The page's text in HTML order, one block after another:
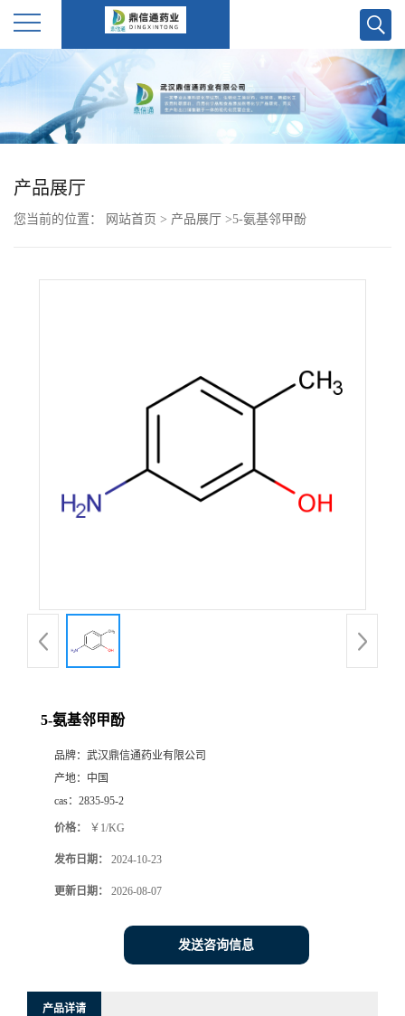
公
产
产品展厅
您当前的位置： 网站首页 > 产品展厅 >5-氨基邻甲酚
5-氨基邻甲酚
品牌： 武汉鼎信通药业有限公司
产地： 中国
cas： 2835-95-2
价格： ￥1/KG
发布日期： 2024-10-23
更新日期： 2026-08-07
发送咨询信息
产品详请